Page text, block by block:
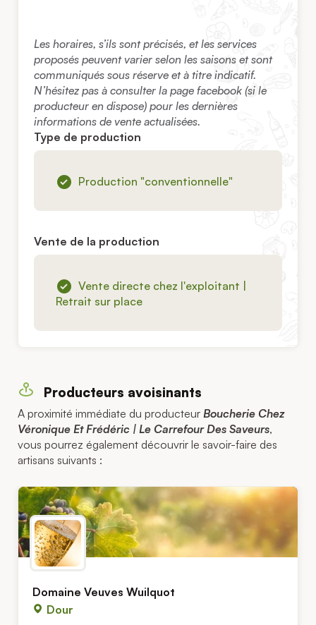
Les horaires, s’ils sont précisés, et les services
proposés peuvent varier selon les saisons et sont
communiqués sous réserve et à titre indicatif.
N’hésitez pas à consulter la page facebook (si le
producteur en dispose) pour les dernières
informations de vente actualisées.
Type de production
Production "conventionnelle"
Vente de la production
Vente directe chez l'exploitant |
Retrait sur place
Producteurs avoisinants
A proximité immédiate du producteur Boucherie Chez
Véronique Et Frédéric | Le Carrefour Des Saveurs,
vous pourrez également découvrir le savoir-faire des
artisans suivants :
Domaine Veuves Wuilquot
Dour